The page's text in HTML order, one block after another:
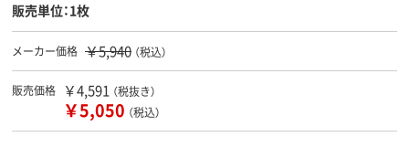
販売単位：1枚
メーカー価格 ￥5,940 （税込）
販売価格 ￥4,591 （税抜き）
￥5,050 （税込）